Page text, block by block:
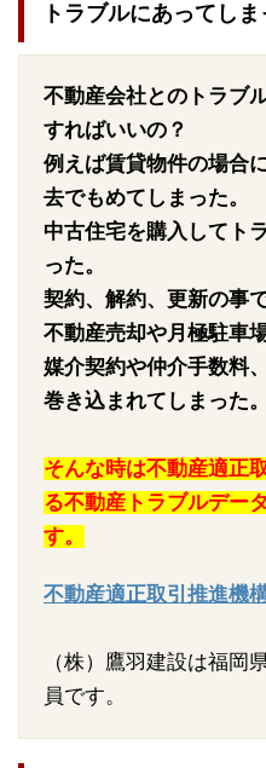
トラブルにあってし
不動産会社とのトラブ
すればいいの？
例えば賃貸物件の場合
去でもめてしまった。
中古住宅を購入してト
った。
契約、解約、更新の事
不動産売却や月極駐車
媒介契約や仲介手数料
巻き込まれてしまった。
そんな時は不動産適正
る不動産トラブルデー
す。
不動産適正取引推進機
（株）鷹羽建設は福岡
員です。